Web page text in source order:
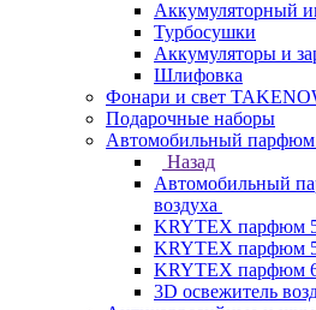
Аккумуляторный
Турбосушки
Аккумуляторы и
Шлифовка
Фонари и свет
Подарочные наборы
Автомобильный парфюм
Назад
Автомобильный
воздуха
KRYTEX парфюм
KRYTEX парфюм
KRYTEX парфюм
3D освежитель